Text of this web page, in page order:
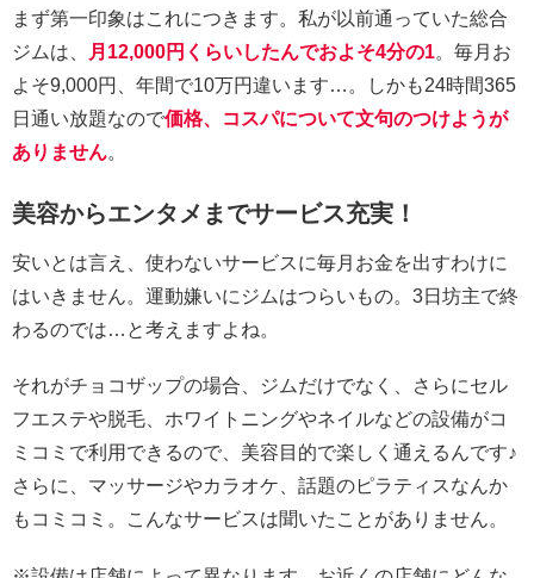
まず第一印象はこれにつきます。私が以前通っていた総合
ジムは、
月12,000円くらいしたんでおよそ4分の1。毎月お
よそ9,000円、年間で10万円違います…。しかも24時間365
日通い放題なので価格、コスパについて文句のつけようが
ありません。
美容からエンタメまでサービス充実！
安いとは言え、使わないサービスに毎月お金を出すわけに
はいきません。運動嫌いにジムはつらいもの。3日坊主で終
わるのでは…と考えますよね。
それがチョコザップの場合、ジムだけでなく、さらにセル
フエステや脱毛、ホワイトニングやネイルなどの設備がコ
ミコミで利用できるので、美容目的で楽しく通えるんです♪
さらに、マッサージやカラオケ、話題のピラティスなんか
もコミコミ。こんなサービスは聞いたことがありません。